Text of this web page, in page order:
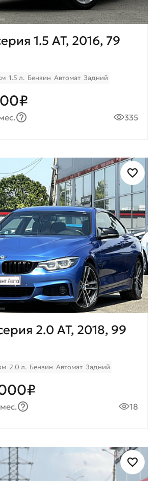
1.5 AT, 2016, 79
1.5 л. Бензин Автомат Задний
335
2.0 AT, 2018, 99
2.0 л. Бензин Автомат Задний
18